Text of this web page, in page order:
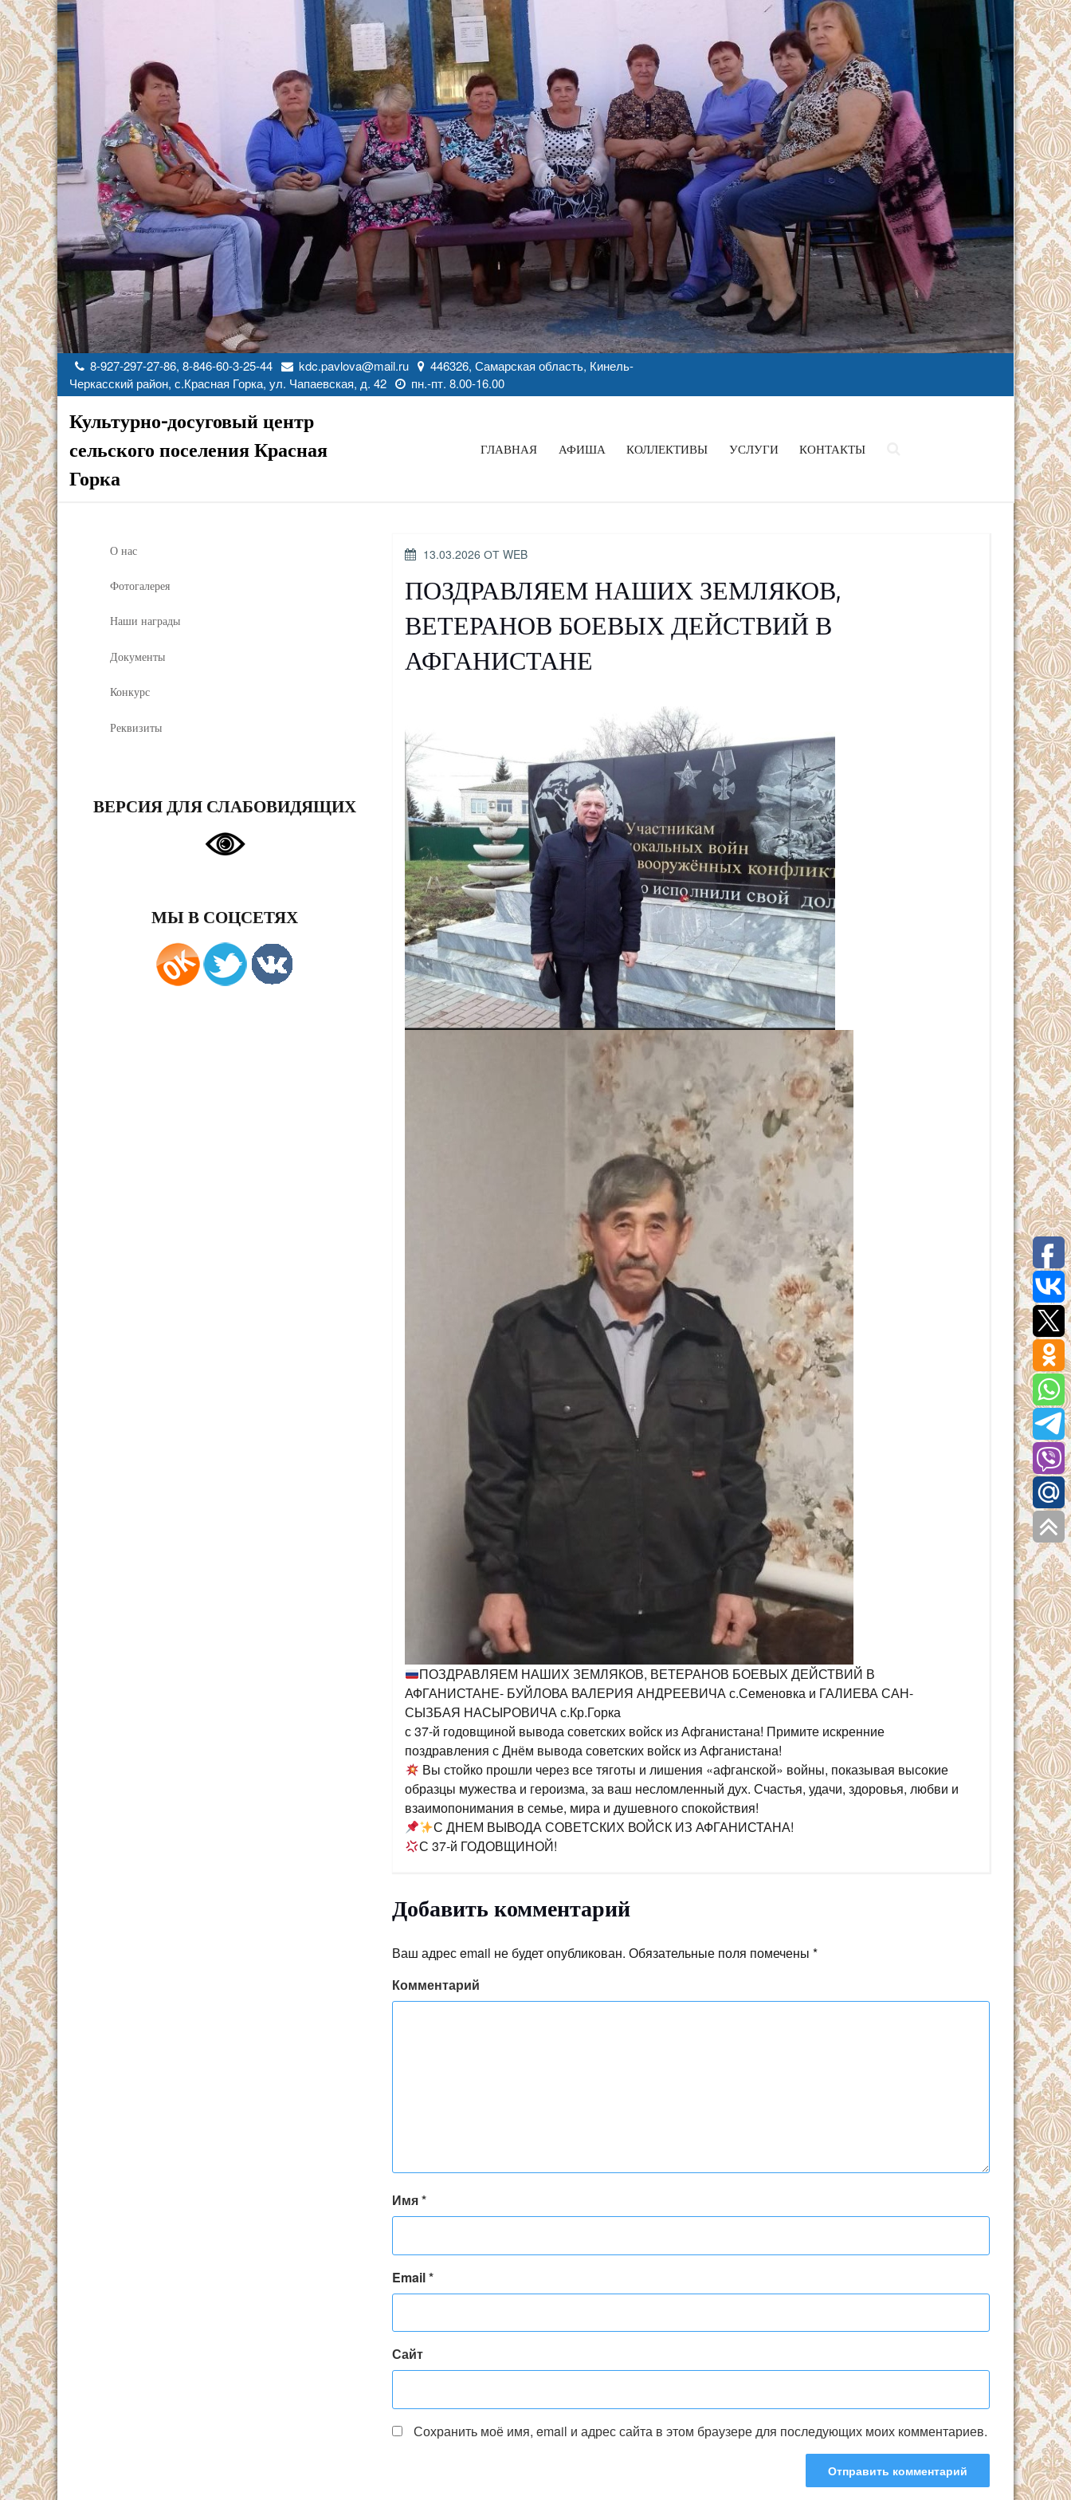
Перейти
к
содержимому
8-927-297-27-86, 8-846-60-3-25-44 kdc.pavlova@mail.ru
446326, Самарская область, Кинель-
Черкасский район, с.Красная Горка, ул. Чапаевская, д. 42
пн.-пт. 8.00-16.00
Культурно-досуговый центр
сельского поселения Красная
Горка
ГЛАВНАЯ АФИША КОЛЛЕКТИВЫ УСЛУГИ КОНТАКТЫ
О нас
Фотогалерея
Наши награды
Документы
Конкурс
Реквизиты
ВЕРСИЯ ДЛЯ СЛАБОВИДЯЩИХ
МЫ В СОЦСЕТЯХ
ОПУБЛИКОВАНО
13.03.2026 ОТ WEB
ПОЗДРАВЛЯЕМ НАШИХ ЗЕМЛЯКОВ,
ВЕТЕРАНОВ БОЕВЫХ ДЕЙСТВИЙ В
АФГАНИСТАНЕ
ПОЗДРАВЛЯЕМ НАШИХ ЗЕМЛЯКОВ, ВЕТЕРАНОВ БОЕВЫХ ДЕЙСТВИЙ В
АФГАНИСТАНЕ- БУЙЛОВА ВАЛЕРИЯ АНДРЕЕВИЧА с.Семеновка и ГАЛИЕВА САН-
СЫЗБАЯ НАСЫРОВИЧА с.Кр.Горка
с 37-й годовщиной вывода советских войск из Афганистана! Примите искренние
поздравления с Днём вывода советских войск из Афганистана!
Вы стойко прошли через все тяготы и лишения «афганской» войны, показывая высокие
образцы мужества и героизма, за ваш несломленный дух. Счастья, удачи, здоровья, любви и
взаимопонимания в семье, мира и душевного спокойствия!
С ДНЕМ ВЫВОДА СОВЕТСКИХ ВОЙСК ИЗ АФГАНИСТАНА!
С 37-й ГОДОВЩИНОЙ!
Добавить комментарий
Ваш адрес email не будет опубликован. Обязательные поля помечены *
Комментарий
Имя*
Email*
Сайт
Сохранить моё имя, email и адрес сайта в этом браузере для последующих моих комментариев.